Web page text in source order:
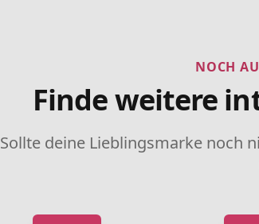
NOCH
Finde weitere
Sollte deine Lieblingsmarke noch